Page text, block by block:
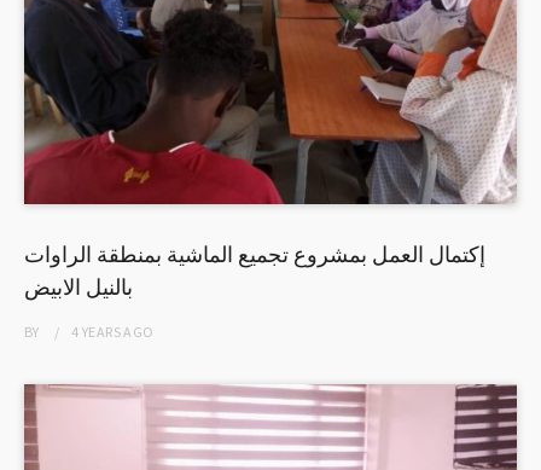
إكتمال العمل بمشروع تجميع الماشية بمنطقة الراوات
بالنيل الابيض
BY 4 YEARSAGO